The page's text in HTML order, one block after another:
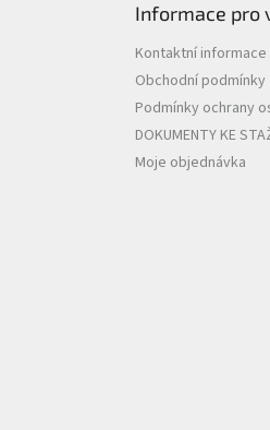
Informace pro
Kontaktní informace
Obchodní podmínky
Podmínky ochrany
DOKUMENTY KE
Moje objednávka